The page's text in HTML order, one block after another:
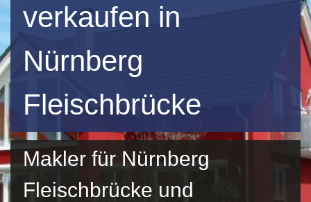
verkaufen in
Nürnberg
Fleischbrücke
Makler für Nürnberg
Fleischbrücke und